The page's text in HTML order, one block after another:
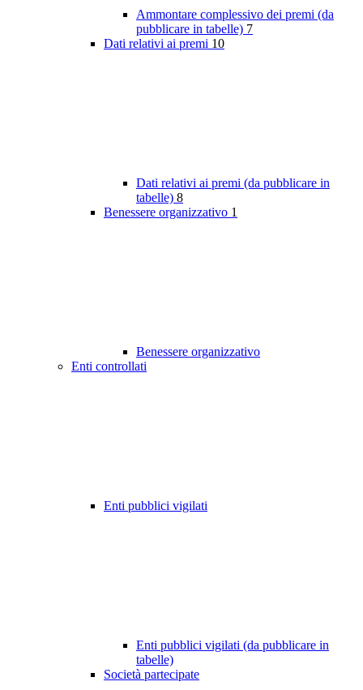
Ammontare complessivo dei premi (da
pubblicare in tabelle) 7
Dati relativi ai premi 10
Dati relativi ai premi (da pubblicare in
tabelle) 8
Benessere organizzativo 1
Benessere organizzativo
Enti controllati
Enti pubblici vigilati
Enti pubblici vigilati (da pubblicare in
tabelle)
Società partecipate